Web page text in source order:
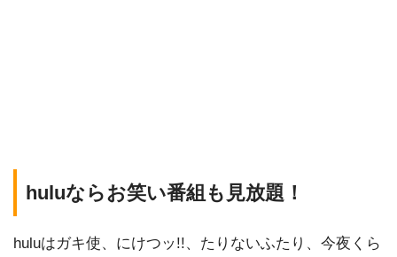
huluならお笑い番組も見放題！
huluはガキ使、にけつッ!!、たりないふたり、今夜くら